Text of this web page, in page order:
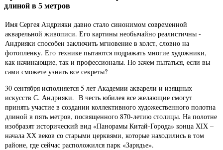
длиной в 5 метров
Имя Сергея Андрияки давно стало синонимом современной
акварельной живописи. Его картины необычайно реалистичны -
Андрияки способен заключить мгновение в холст, словно на
фотопленку. Его технике пытаются подражать многие художники,
как начинающие, так и профессионалы. Но зачем пытаться, если вы
сами сможете узнать все секреты?
30 сентября исполняется 5 лет Академии акварели и изящных
искусств С. Андрияки. В честь юбилея все желающие смогут
принять участие в создании коллективного художественного полотна
длиной в пять метров, посвященного 870-летию столицы. На полотне
изобразят исторический вид «Панорамы Китай-Города» конца XIX –
начала ХХ веков со старыми церквями, которые находились в том
районе, где сейчас расположился парк «Зарядье».